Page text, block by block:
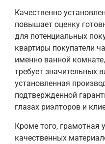
Качественно
повышает оценку
для потенциальных
квартиры покупатели
именно ванной
требует значительных
установленная
подтвержденной
глазах риэлторов и
Кроме того, грамотная
качественных